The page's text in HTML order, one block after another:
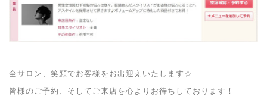
全サロン、笑顔でお客様をお出迎えいたします☆
皆様のご予約、そしてご来店を心よりお待ちしております！